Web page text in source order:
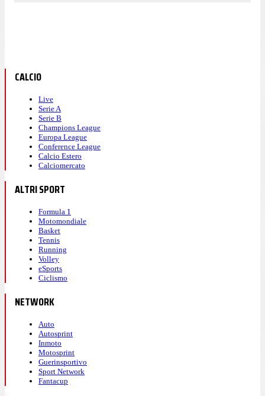
CALCIO
Live
Serie A
Serie B
Champions League
Europa League
Conference League
Calcio Estero
Calciomercato
ALTRI SPORT
Formula 1
Motomondiale
Basket
Tennis
Running
Volley
eSports
Ciclismo
NETWORK
Auto
Autosprint
Inmoto
Motosprint
Guerinsportivo
Sport Network
Fantacup